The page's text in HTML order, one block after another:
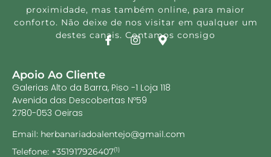
proximidade, mas também online, para maior
conforto. Não deixe de nos visitar em qualquer um
destes canais. Contamos consigo
Apoio Ao Cliente
Galerias Alto da Barra, Piso -1 Loja 118
Avenida das Descobertas Nº59
2780-053 Oeiras
Email: herbanariadoalentejo@gmail.com
Telefone: +351917926407(1)